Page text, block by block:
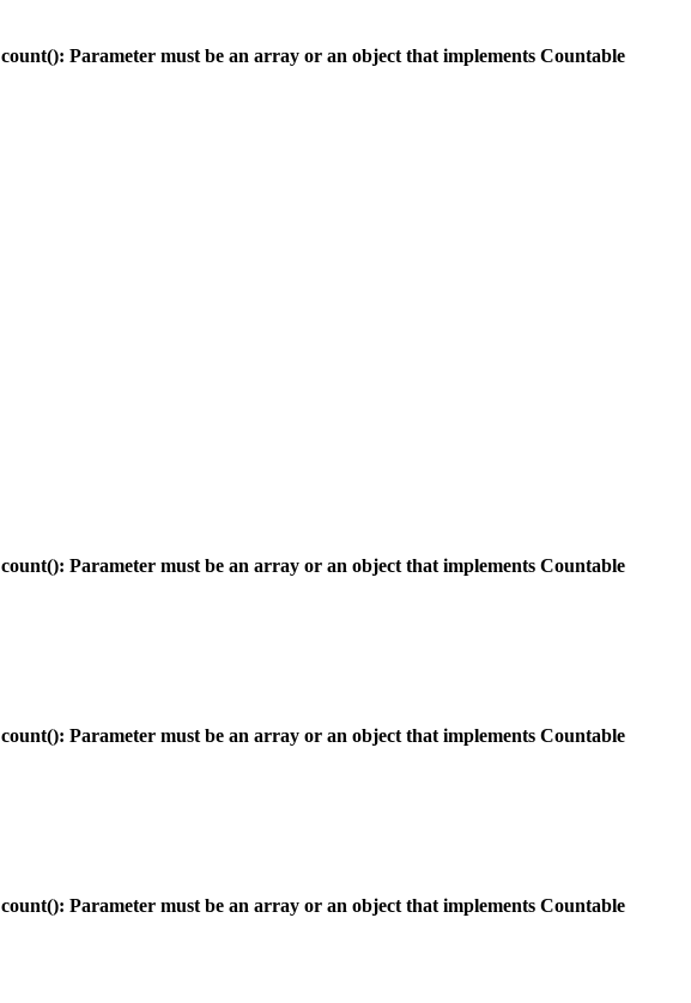
count(): Parameter must be an array or an object that implements Countable
count(): Parameter must be an array or an object that implements Countable
count(): Parameter must be an array or an object that implements Countable
count(): Parameter must be an array or an object that implements Countable